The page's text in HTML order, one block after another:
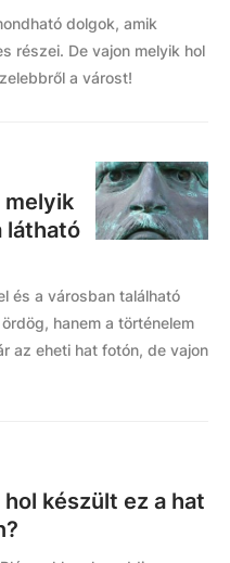
dolgok, amik
részei. De vajon melyik hol
a várost!
melyik
látható
és a városban található
hanem a történelem
az eheti hat fotón, de vajon
hol készült ez a hat